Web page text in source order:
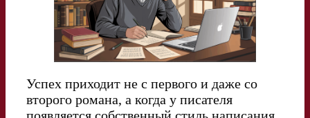
Успех приходит не с первого и даже со
второго романа, а когда у писателя